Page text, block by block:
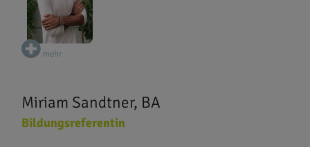
mehr
Miriam Sandtner, BA
Bildungsreferentin